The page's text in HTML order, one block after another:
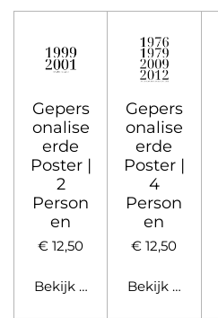
Gepers
onalise
erde
Poster |
2
Person
en
€ 12,50
Bekijk details
Gepers
onalise
erde
Poster |
4
Person
en
€ 12,50
Bekijk details